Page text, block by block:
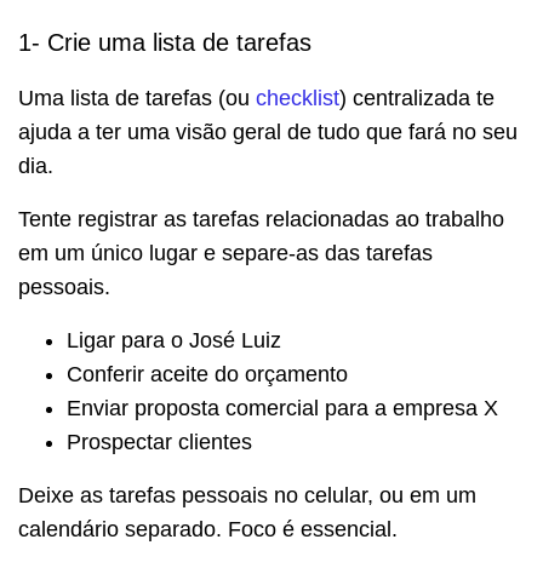
1- Crie uma lista de tarefas
Uma lista de tarefas (ou checklist) centralizada te
ajuda a ter uma visão geral de tudo que fará no seu
dia.
Tente registrar as tarefas relacionadas ao trabalho
em um único lugar e separe-as das tarefas
pessoais.
Ligar para o José Luiz
Conferir aceite do orçamento
Enviar proposta comercial para a empresa X
Prospectar clientes
Deixe as tarefas pessoais no celular, ou em um
calendário separado. Foco é essencial.